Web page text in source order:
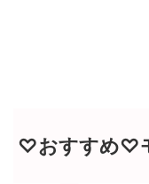
♡おすすめ♡